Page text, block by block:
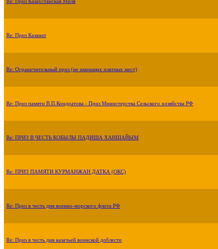
Re: Приз Казахстанская Миля
Re: Приз Казанат
Re: Ограничительный приз (не имеющих платных мест)
Re: Приз памяти В.П.Кондратова - Приз Министерства Сельского хозяйства РФ
Re: ПРИЗ В ЧЕСТЬ КОБЫЛЫ ПАДИША ХАНШАЙЫМ
Re: ПРИЗ ПАМЯТИ КУРМАНЖАН ДАТКА (ОКС)
Re: Приз в честь дня военно-морского флота РФ
Re: Приз в честь дня казачьей воинской доблести